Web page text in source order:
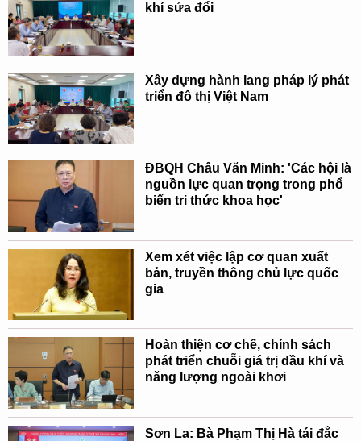
khí sửa đổi
Xây dựng hành lang pháp lý phát
triển đô thị Việt Nam
ĐBQH Châu Văn Minh: 'Các hội là
nguồn lực quan trọng trong phổ
biến tri thức khoa học'
Xem xét việc lập cơ quan xuất
bản, truyền thông chủ lực quốc
gia
Hoàn thiện cơ chế, chính sách
phát triển chuỗi giá trị dầu khí và
năng lượng ngoài khơi
Sơn La: Bà Phạm Thị Hà tái đắc